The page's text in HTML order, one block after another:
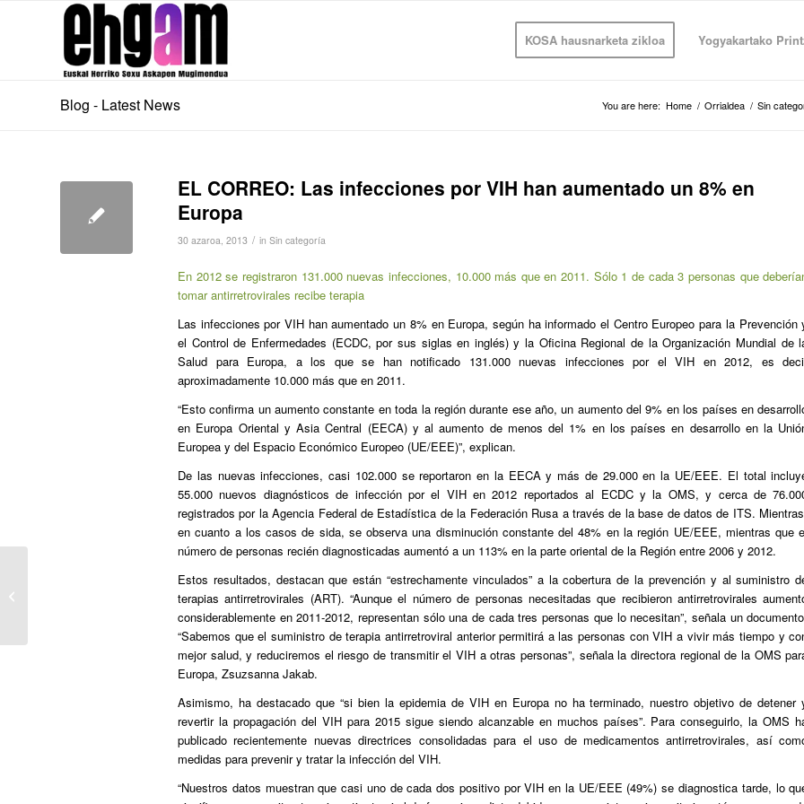
KOSA hausnarketa zikloa Yogyakartako
Blog - Latest News You are here: Home / Orrialdea / Sin
EL CORREO: Las infecciones por VIH han aumentado un 8% en
Europa
30 azaroa, 2013 / in Sin categoría
En 2012 se registraron 131.000 nuevas infecciones, 10.000 más que en 2011. Sólo 1 de cada 3 personas que
tomar antirretrovirales recibe terapia
Las infecciones por VIH han aumentado un 8% en Europa, según ha informado el Centro Europeo para la Prevención
el Control de Enfermedades (ECDC, por sus siglas en inglés) y la Oficina Regional de la Organización Mundial de
Salud para Europa, a los que se han notificado 131.000 nuevas infecciones por el VIH en 2012, es
aproximadamente 10.000 más que en 2011.
“Esto confirma un aumento constante en toda la región durante ese año, un aumento del 9% en los países en
en Europa Oriental y Asia Central (EECA) y al aumento de menos del 1% en los países en desarrollo en la
Europea y del Espacio Económico Europeo (UE/EEE)”, explican.
De las nuevas infecciones, casi 102.000 se reportaron en la EECA y más de 29.000 en la UE/EEE. El total
55.000 nuevos diagnósticos de infección por el VIH en 2012 reportados al ECDC y la OMS, y cerca de
registrados por la Agencia Federal de Estadística de la Federación Rusa a través de la base de datos de ITS.
en cuanto a los casos de sida, se observa una disminución constante del 48% en la región UE/EEE, mientras que
número de personas recién diagnosticadas aumentó a un 113% en la parte oriental de la Región entre 2006 y 2012.
Estos resultados, destacan que están “estrechamente vinculados” a la cobertura de la prevención y al suministro
terapias antirretrovirales (ART). “Aunque el número de personas necesitadas que recibieron antirretrovirales
considerablemente en 2011-2012, representan sólo una de cada tres personas que lo necesitan”, señala un
“Sabemos que el suministro de terapia antirretroviral anterior permitirá a las personas con VIH a vivir más tiempo y
mejor salud, y reduciremos el riesgo de transmitir el VIH a otras personas”, señala la directora regional de la OMS
Europa, Zsuzsanna Jakab.
Asimismo, ha destacado que “si bien la epidemia de VIH en Europa no ha terminado, nuestro objetivo de detener
revertir la propagación del VIH para 2015 sigue siendo alcanzable en muchos países”. Para conseguirlo, la OMS
publicado recientemente nuevas directrices consolidadas para el uso de medicamentos antirretrovirales, así
medidas para prevenir y tratar la infección del VIH.
“Nuestros datos muestran que casi uno de cada dos positivo por VIH en la UE/EEE (49%) se diagnostica tarde, lo
Aitor Saraiba presenta el libro “Nada
más importa” el sábado 30...